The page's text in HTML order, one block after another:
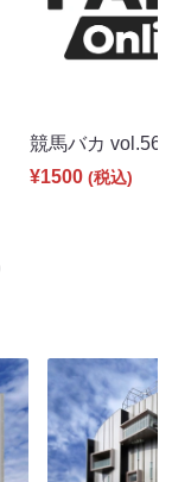
競馬バカ
¥1500 (税込)